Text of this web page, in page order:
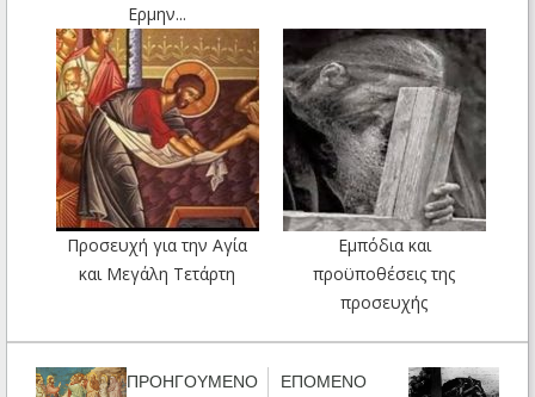
Ερμην...
Προσευχή για την Αγία
και Μεγάλη Τετάρτη
Εμπόδια και
προϋποθέσεις της
προσευχής
ΠΡΟΗΓΟΥΜΕΝΟ ΕΠΟΜΕΝΟ